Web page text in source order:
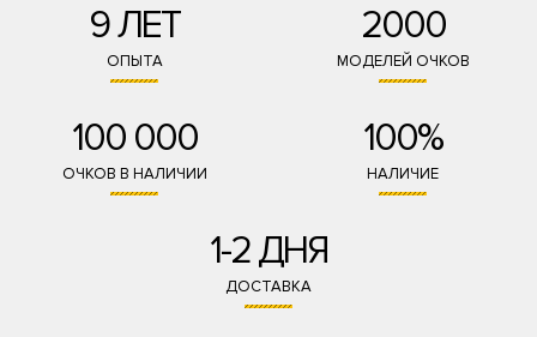
9 ЛЕТ
ОПЫТА
2000
МОДЕЛЕЙ ОЧКОВ
100 000
ОЧКОВ В НАЛИЧИИ
100%
НАЛИЧИЕ
1-2 ДНЯ
ДОСТАВКА